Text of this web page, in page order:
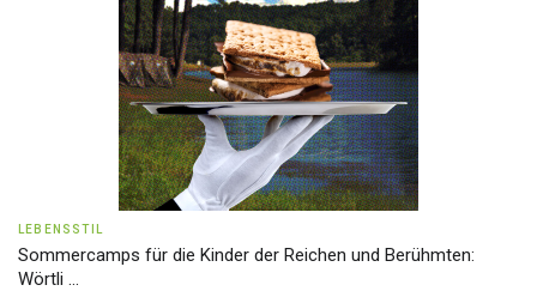
LEBENSSTIL
Sommercamps für die Kinder der Reichen und Berühmten:
Wörtli ...